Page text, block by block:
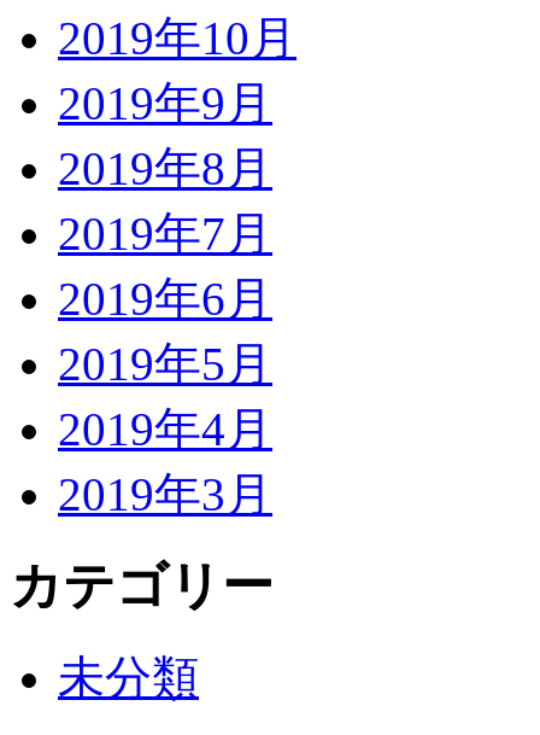
2019年10月
2019年9月
2019年8月
2019年7月
2019年6月
2019年5月
2019年4月
2019年3月
カテゴリー
未分類